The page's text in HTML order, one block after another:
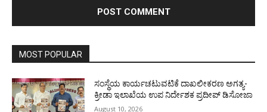
MOST POPULAR
ಸಂಸ್ಥೆಯ ಕಾರ್ಯಚಟುವಟಿಕೆ ದಾಖಲೀಕರಣ ಅಗತ್ಯ-
ಕ್ರೀಡಾ ಇಲಾಖೆಯ ಉಪ ನಿರ್ದೇಶಕ ಪ್ರದೀಪ್ ಡಿಸೋಜಾ
August 10, 2026